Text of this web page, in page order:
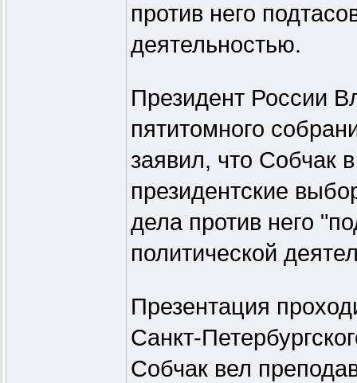
против него
деятельностью.
Президент России
пятитомного
заявил, что Собчак
президентские
дела против него
политической
Презентация
Санкт-
Собчак вел